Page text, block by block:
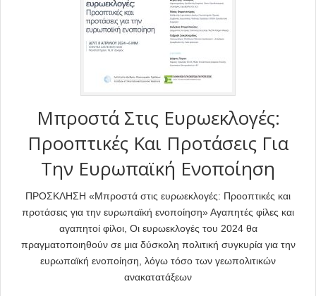
Μπροστά Στις Ευρωεκλογές:
Προοπτικές Και Προτάσεις Για
Την Ευρωπαϊκή Ενοποίηση
ΠΡΟΣΚΛΗΣΗ «Μπροστά στις ευρωεκλογές: Προοπτικές και
προτάσεις για την ευρωπαϊκή ενοποίηση» Αγαπητές φίλες και
αγαπητοί φίλοι, Οι ευρωεκλογές του 2024 θα
πραγματοποιηθούν σε μια δύσκολη πολιτική συγκυρία για την
ευρωπαϊκή ενοποίηση, λόγω τόσο των γεωπολιτικών
ανακατατάξεων